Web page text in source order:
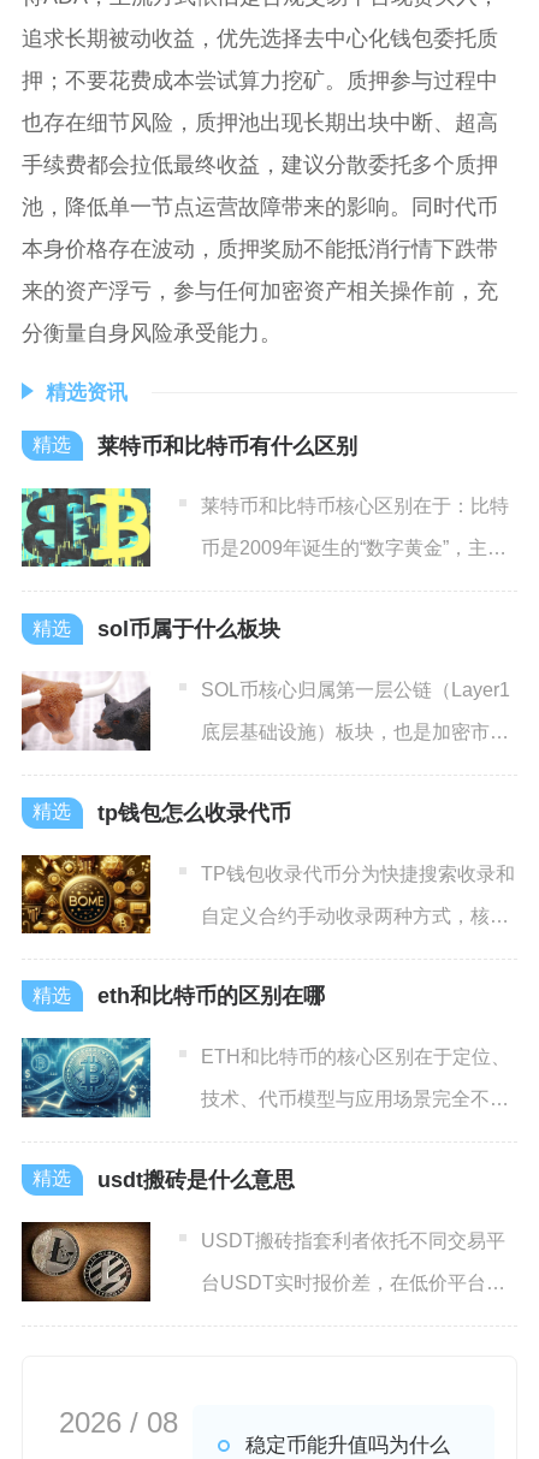
追求长期被动收益，优先选择去中心化钱包委托质
押；不要花费成本尝试算力挖矿。质押参与过程中
也存在细节风险，质押池出现长期出块中断、超高
手续费都会拉低最终收益，建议分散委托多个质押
池，降低单一节点运营故障带来的影响。同时代币
本身价格存在波动，质押奖励不能抵消行情下跌带
来的资产浮亏，参与任何加密资产相关操作前，充
分衡量自身风险承受能力。
精选资讯
莱特币和比特币有什么区别
莱特币和比特币核心区别在于：比特
币是2009年诞生的“数字黄金”，主打
价值存储，总量210
sol币属于什么板块
SOL币核心归属第一层公链（Layer1
底层基础设施）板块，也是加密市场
高性能公链细分赛道
tp钱包怎么收录代币
TP钱包收录代币分为快捷搜索收录和
自定义合约手动收录两种方式，核心
前提是切换至代币对应的区
eth和比特币的区别在哪
ETH和比特币的核心区别在于定位、
技术、代币模型与应用场景完全不
同：比特币是去中心化数字黄
usdt搬砖是什么意思
USDT搬砖指套利者依托不同交易平
台USDT实时报价差，在低价平台买
入USDT、划转至高价
2026 / 08
稳定币能升值吗为什么